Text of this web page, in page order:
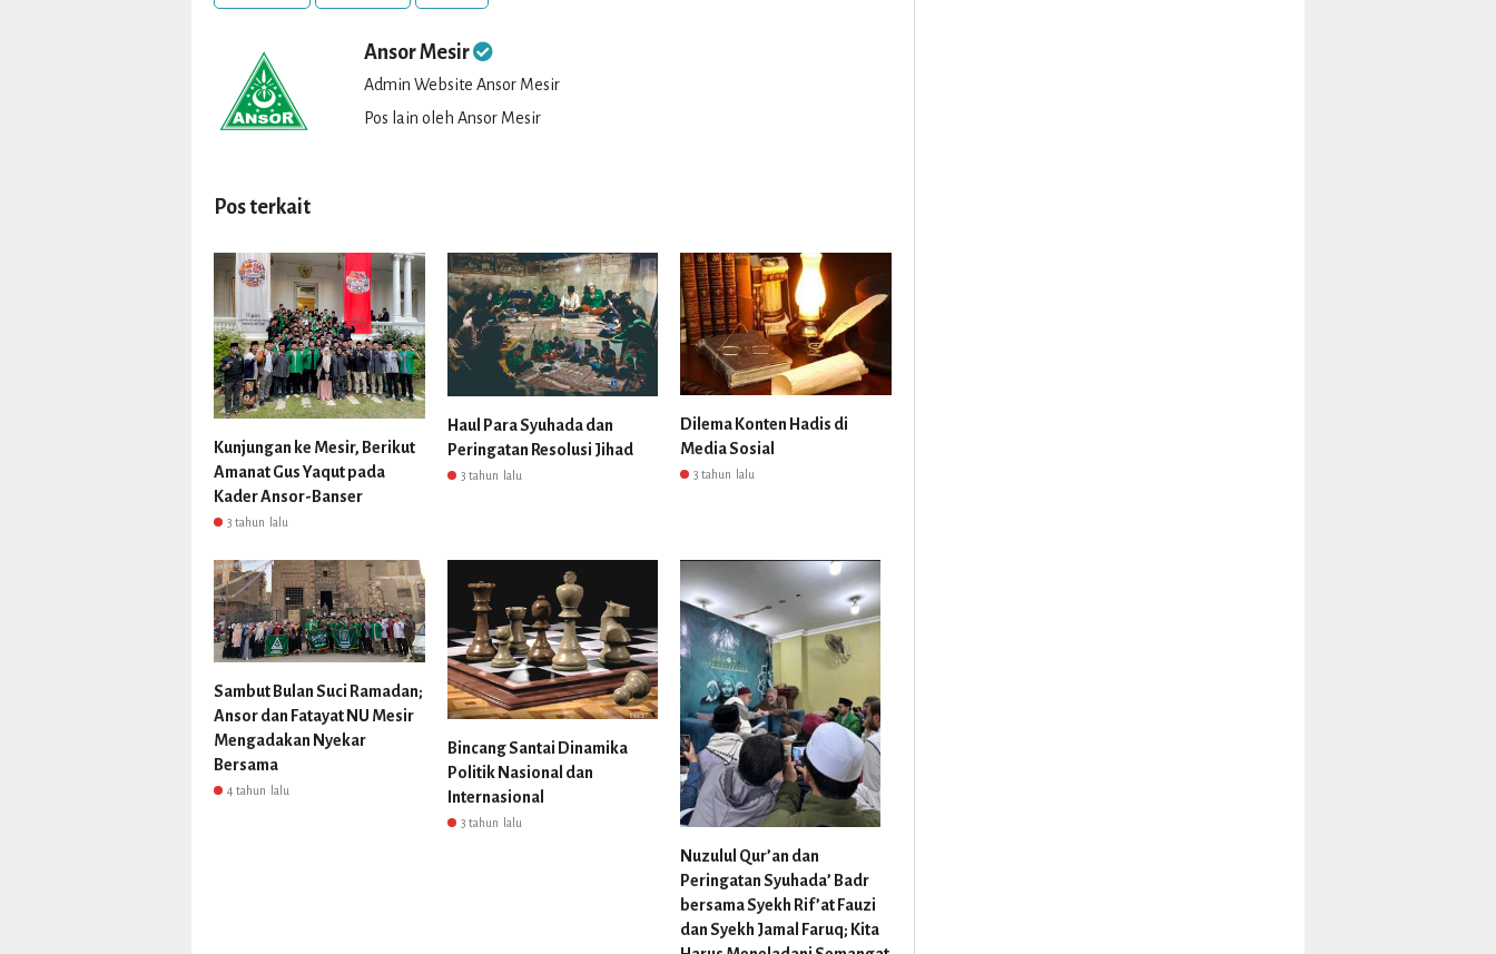
Ansor Mesir
Admin Website Ansor Mesir
Pos lain oleh Ansor Mesir
Pos terkait
Kunjungan ke Mesir, Berikut
Amanat Gus Yaqut pada
Kader Ansor-Banser
3 tahun lalu
Haul Para Syuhada dan
Peringatan Resolusi Jihad
3 tahun lalu
Dilema Konten Hadis di
Media Sosial
3 tahun lalu
Sambut Bulan Suci Ramadan;
Ansor dan Fatayat NU Mesir
Mengadakan Nyekar
Bersama
4 tahun lalu
Bincang Santai Dinamika
Politik Nasional dan
Internasional
3 tahun lalu
Nuzulul Qur’an dan
Peringatan Syuhada’ Badr
bersama Syekh Rif’at Fauzi
dan Syekh Jamal Faruq; Kita